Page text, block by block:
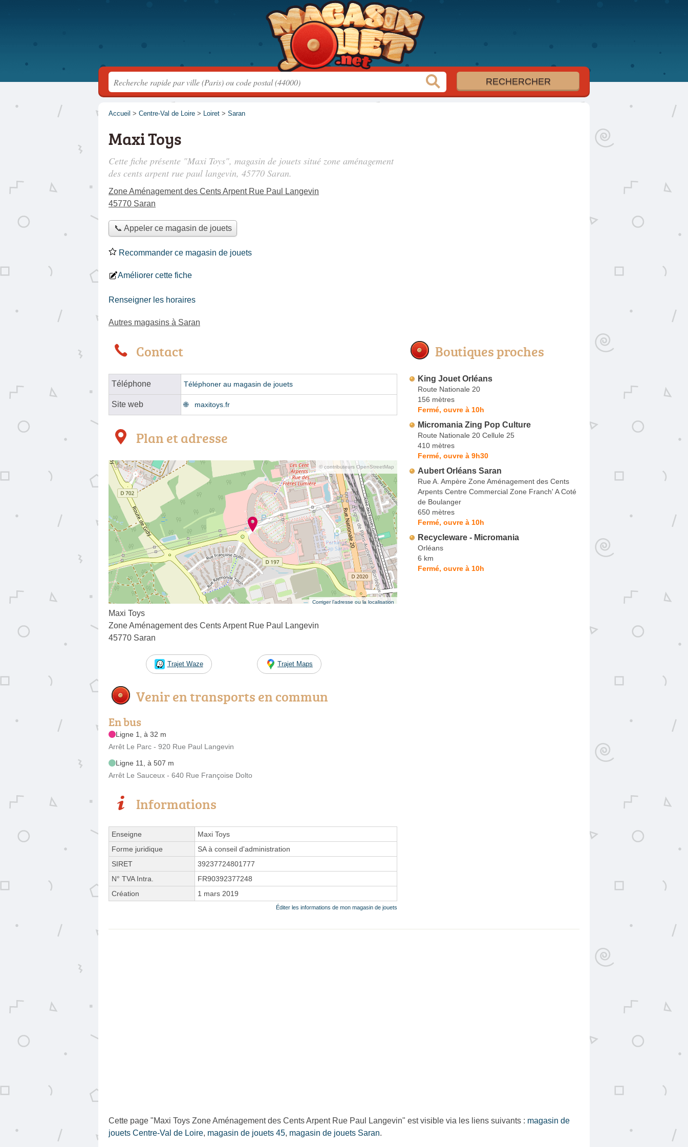
Accueil > Centre-Val de Loire > Loiret > Saran
Maxi Toys
Cette fiche présente "Maxi Toys", magasin de jouets situé zone aménagement
des cents arpent rue paul langevin, 45770 Saran.
Zone Aménagement des Cents Arpent Rue Paul Langevin
45770 Saran
📞 Appeler ce magasin de jouets
Recommander ce magasin de jouets
Améliorer cette fiche
Renseigner les horaires
Autres magasins à Saran
Contact
Téléphone Téléphoner au magasin de jouets
Site web maxitoys.fr
Plan et adresse
© contributeurs OpenStreetMap
Corriger l’adresse ou la localisation
Maxi Toys
Zone Aménagement des Cents Arpent Rue Paul Langevin
45770 Saran
Trajet Waze Trajet Maps
Venir en transports en commun
En bus
Ligne 1, à 32 m
Arrêt Le Parc - 920 Rue Paul Langevin
Ligne 11, à 507 m
Arrêt Le Sauceux - 640 Rue Françoise Dolto
Informations
Enseigne
Maxi Toys
Forme juridique
SA à conseil d'administration
SIRET
39237724801777
N° TVA Intra.
FR90392377248
Création
1 mars 2019
Éditer les informations de mon magasin de jouets
Boutiques proches
King Jouet Orléans
Route Nationale 20
156 mètres
Fermé, ouvre à 10h
Micromania Zing Pop Culture
Route Nationale 20 Cellule 25
410 mètres
Fermé, ouvre à 9h30
Aubert Orléans Saran
Rue A. Ampère Zone Aménagement des Cents
Arpents Centre Commercial Zone Franch' A Coté
de Boulanger
650 mètres
Fermé, ouvre à 10h
Recycleware - Micromania
Orléans
6 km
Fermé, ouvre à 10h
Cette page "Maxi Toys Zone Aménagement des Cents Arpent Rue Paul Langevin" est visible via les liens suivants : magasin de
jouets Centre-Val de Loire, magasin de jouets 45, magasin de jouets Saran.